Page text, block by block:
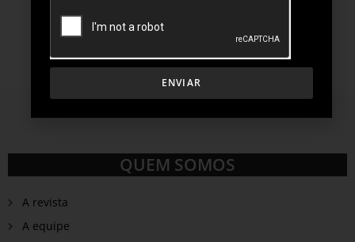
QUEM SOMOS
A revista
A equipe
ENVIAR